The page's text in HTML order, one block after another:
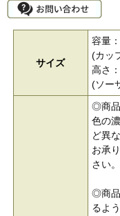
サイズ
容量
(カッ
高さ
(ソー
◎商品
色の
ど異
お承
さい。
◎商品
るよ